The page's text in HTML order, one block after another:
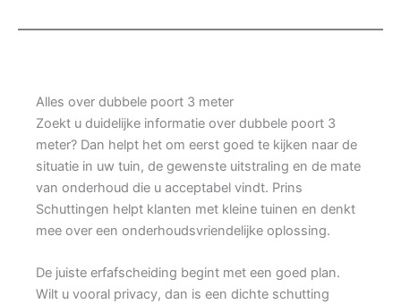
Alles over dubbele poort 3 meter
Zoekt u duidelijke informatie over dubbele poort 3
meter? Dan helpt het om eerst goed te kijken naar de
situatie in uw tuin, de gewenste uitstraling en de mate
van onderhoud die u acceptabel vindt. Prins
Schuttingen helpt klanten met kleine tuinen en denkt
mee over een onderhoudsvriendelijke oplossing.
De juiste erfafscheiding begint met een goed plan.
Wilt u vooral privacy, dan is een dichte schutting